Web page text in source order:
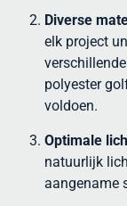
Diverse
elk project
polyester
voldoen.
Optimale
natuurlijk
aangename